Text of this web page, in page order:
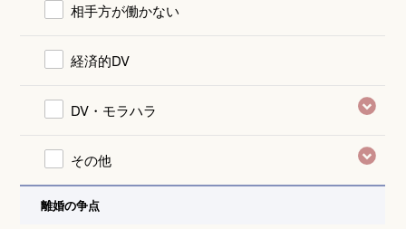
相手方が働かない
経済的DV
DV・モラハラ
その他
離婚の争点